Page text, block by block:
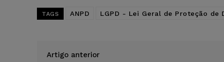
TAGS ANPD LGPD - Lei Geral de Proteção de
Artigo anterior